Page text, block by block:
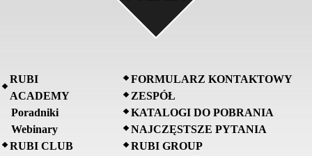
RUBI
ACADEMY
Poradniki
Webinary
RUBI CLUB
FORMULARZ KONTAKTOWY
ZESPÓŁ
KATALOGI DO POBRANIA
NAJCZĘSTSZE PYTANIA
RUBI GROUP